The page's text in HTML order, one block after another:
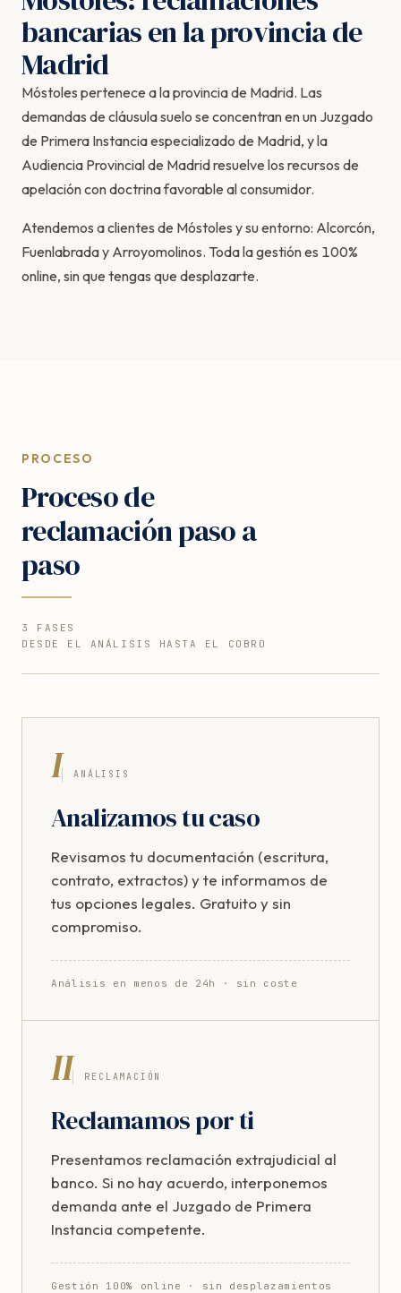
bancarias en la provincia de
Madrid
Móstoles pertenece a la provincia de Madrid. Las
demandas de cláusula suelo se concentran en un Juzgado
de Primera Instancia especializado de Madrid, y la
Audiencia Provincial de Madrid resuelve los recursos de
apelación con doctrina favorable al consumidor.
Atendemos a clientes de Móstoles y su entorno: Alcorcón,
Fuenlabrada y Arroyomolinos. Toda la gestión es 100%
online, sin que tengas que desplazarte.
PROCESO
Proceso de
reclamación paso a
paso
3 FASES
DESDE EL ANÁLISIS HASTA EL COBRO
I ANÁLISIS
Analizamos tu caso
Revisamos tu documentación (escritura,
contrato, extractos) y te informamos de
tus opciones legales. Gratuito y sin
compromiso.
Análisis en menos de 24h · sin coste
II RECLAMACIÓN
Reclamamos por ti
Presentamos reclamación extrajudicial al
banco. Si no hay acuerdo, interponemos
demanda ante el Juzgado de Primera
Instancia competente.
Gestión 100% online · sin desplazamientos